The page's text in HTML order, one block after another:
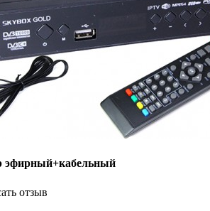
эфирный+кабельный
отзыв